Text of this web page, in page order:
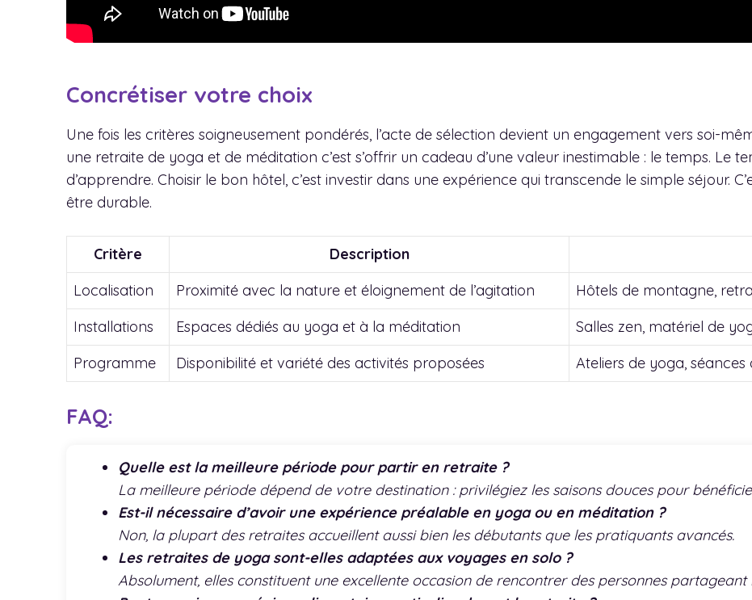
Concrétiser votre choix
Une fois les critères soigneusement pondérés, l’acte de sélection devient un engagement vers soi-
une retraite de yoga et de méditation c’est s’offrir un cadeau d’une valeur inestimable : le temps. Le
d’apprendre. Choisir le bon hôtel, c’est investir dans une expérience qui transcende le simple séjour.
être durable.
Critère Description
Localisation
Proximité avec la nature et éloignement de l’agitation
Hôtels de montagne,
Installations
Espaces dédiés au yoga et à la méditation
Salles zen, matériel de
Programme
Disponibilité et variété des activités proposées Ateliers de yoga,
FAQ:
Quelle est la meilleure période pour partir en retraite ?
La meilleure période dépend de votre destination : privilégiez les saisons douces pour
Est-il nécessaire d’avoir une expérience préalable en yoga ou en méditation ?
Non, la plupart des retraites accueillent aussi bien les débutants que les pratiquants avancés.
Les retraites de yoga sont-elles adaptées aux voyages en solo ?
Absolument, elles constituent une excellente occasion de rencontrer des personnes partageant